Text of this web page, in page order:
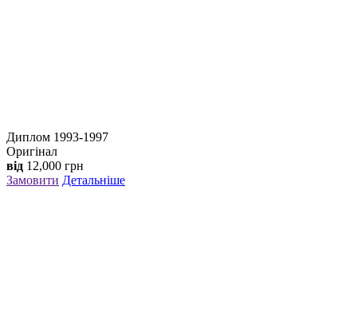
Диплом 1993-1997
Оригінал
від 12,000 грн
Замовити Детальніше